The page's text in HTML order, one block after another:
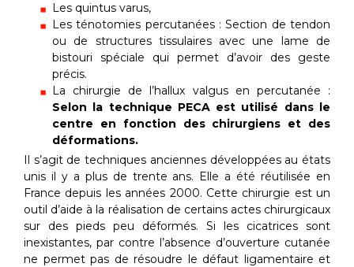
Les quintus varus,
Les ténotomies percutanées : Section de tendon
ou de structures tissulaires avec une lame de
bistouri spéciale qui permet d’avoir des geste
précis.
La chirurgie de l’hallux valgus en percutanée :
Selon la technique PECA est utilisé dans le
centre en fonction des chirurgiens et des
déformations.
Il s’agit de techniques anciennes développées au états
unis il y a plus de trente ans. Elle a été réutilisée en
France depuis les années 2000. Cette chirurgie est un
outil d’aide à la réalisation de certains actes chirurgicaux
sur des pieds peu déformés. Si les cicatrices sont
inexistantes, par contre l’absence d’ouverture cutanée
ne permet pas de résoudre le défaut ligamentaire et